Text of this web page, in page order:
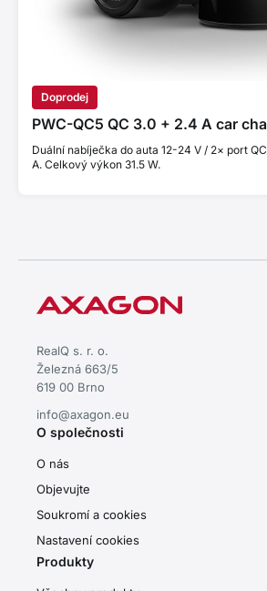
Doprodej
PWC-QC5 QC 3.0 + 2.4 A car
Duální nabíječka do auta 12-24 V / 2× port
A. Celkový výkon 31.5 W.
RealQ s. r. o.
Železná 663/5
619 00 Brno
info@axagon.eu
O společnosti
O nás
Objevujte
Soukromí a cookies
Nastavení cookies
Produkty